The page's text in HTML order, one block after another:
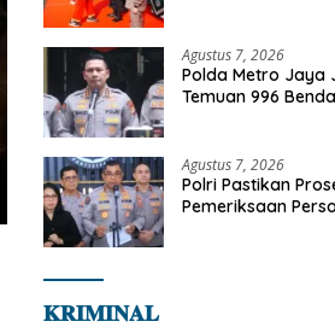
Agustus 7, 2026
Polda Metro Jaya
Temuan 996
Agustus 7, 2026
Polri Pastikan
Pemeriksaan
𝐊𝐑𝐈𝐌𝐈𝐍𝐀𝐋